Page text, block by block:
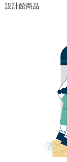
設計館商品